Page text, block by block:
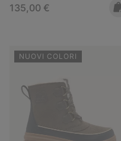
Regular price:
135,00 €
NUOVI COLORI